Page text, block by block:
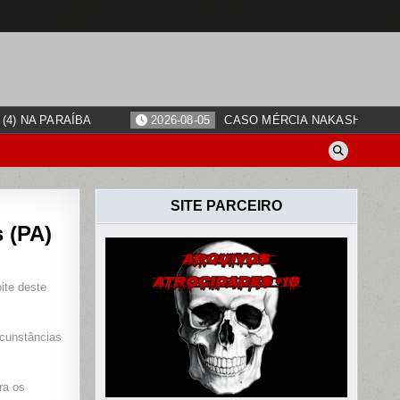
NA PARAÍBA 2026-08-05 CASO MÉRCIA NAKASHIMA:
deste
os
SITE PARCEIRO